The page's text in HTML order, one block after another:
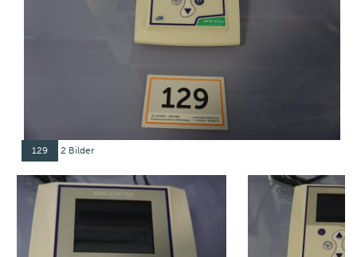
129 2 Bilder